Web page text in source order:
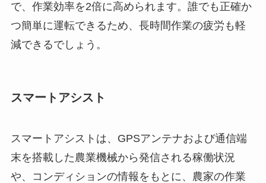
で、作業効率を2倍に高められます。誰でも正確か
つ簡単に運転できるため、長時間作業の疲労も軽
減できるでしょう。
スマートアシスト
スマートアシストは、GPSアンテナおよび通信端
末を搭載した農業機械から発信される稼働状況
や、コンディションの情報をもとに、農家の作業